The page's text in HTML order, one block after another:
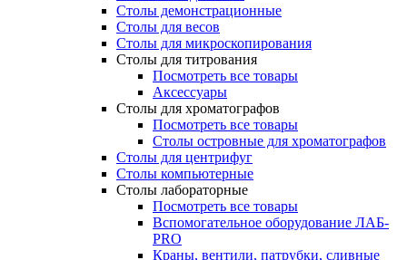
Столы демонстрационные
Столы для весов
Столы для микроскопирования
Столы для титрования
Посмотреть все товары
Аксессуары
Столы для хроматографов
Посмотреть все товары
Столы островные для хроматографов
Столы для центрифуг
Столы компьютерные
Столы лабораторные
Посмотреть все товары
Вспомогательное оборудование ЛАБ-
PRO
Краны, вентили, патрубки, сливные